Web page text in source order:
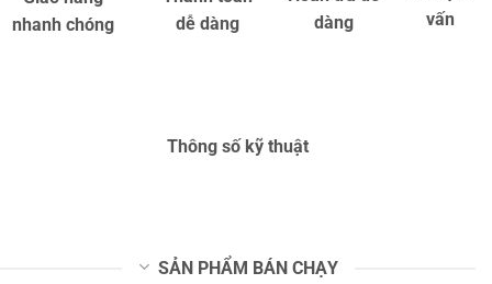
nhanh chóng
dễ dàng
dàng
vấn
Thông số kỹ thuật
SẢN PHẨM BÁN CHẠY